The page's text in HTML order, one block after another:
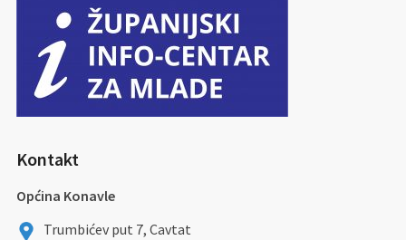
Kontakt
Općina Konavle
Trumbićev put 7, Cavtat